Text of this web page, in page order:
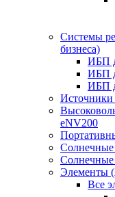
Системы
бизнеса)
ИБП
ИБП
ИБП
Источники
eNV200
Солнечные
Солнечные
Элементы
Все